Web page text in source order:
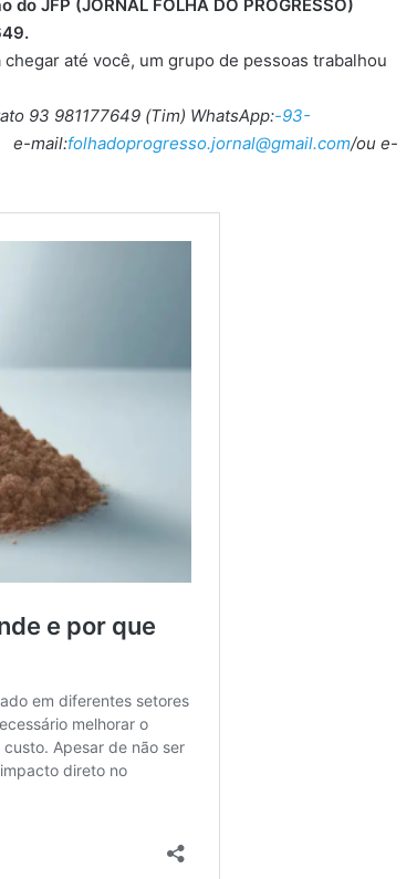
JFP (JORNAL FOLHA DO PROGRESSO)
até você, um grupo de pessoas trabalhou
93 981177649 (Tim) WhatsApp:-93-
e-mail:folhadoprogresso.jornal@gmail.com/ou e-